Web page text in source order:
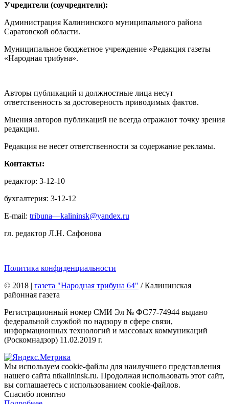
Учредители (соучредители):
Администрация Калининского муниципального района
Саратовской области.
Муниципальное бюджетное учреждение «Редакция газеты
«Народная трибуна».
Авторы публикаций и должностные лица несут
ответственность за достоверность приводимых фактов.
Мнения авторов публикаций не всегда отражают точку зрения
редакции.
Редакция не несет ответственности за содержание рекламы.
Контакты:
редактор: 3-12-10
бухгалтерия: 3-12-12
E-mail: tribuna—kalininsk@yandex.ru
гл. редактор Л.Н. Сафонова
Политика конфиденциальности
© 2018
газета "Народная трибуна 64" / Калининская
районная газета
Регистрационный номер СМИ Эл № ФС77-74944 выдано
федеральной службой по надзору в сфере связи,
информационных технологий и массовых коммуникаций
(Роскомнадзор) 11.02.2019 г.
Мы используем cookie-файлы для наилучшего представления
нашего сайта ntkalininsk.ru. Продолжая использовать этот сайт,
вы соглашаетесь с использованием cookie-файлов.
Спасибо понятно